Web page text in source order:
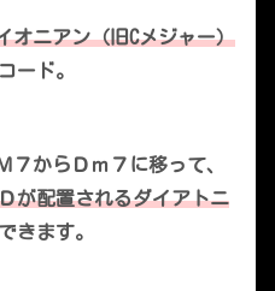
オニアン（旧Cメジャー）
ード。
７からＤｍ７に移って、
が配置されるダイアトニ
きます。